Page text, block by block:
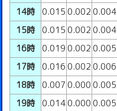
14時 0.015 0.002 0.004
15時 0.015 0.002 0.004
16時 0.019 0.002 0.005
17時 0.016 0.002 0.006
18時 0.007 0.000 0.005
19時 0.0140.000 0.005